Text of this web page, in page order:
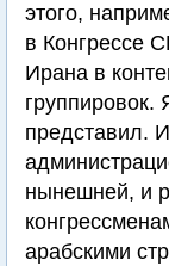
этого,
в Конгрессе
Ирана в
группировок.
представил.
нынешней, и
арабскими